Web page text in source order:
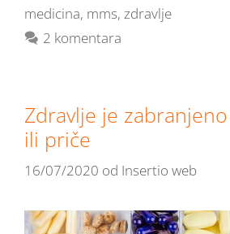
medicina, mms, zdravlje
2 komentara
Zdravlje je
ili priče
16/07/2020 od Insertio web